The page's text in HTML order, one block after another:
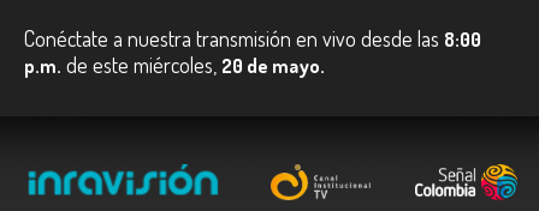
Conéctate a nuestra transmisión en vivo desde las 8:00
p.m. de este miércoles, 20 de mayo.